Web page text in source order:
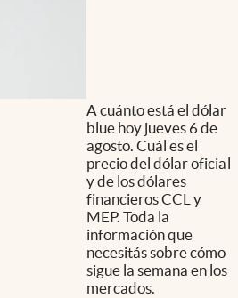
A cuánto está el dólar
blue hoy jueves 6 de
agosto. Cuál es el
precio del dólar oficial
y de los dólares
financieros CCL y
MEP. Toda la
información que
necesitás sobre cómo
sigue la semana en los
mercados.